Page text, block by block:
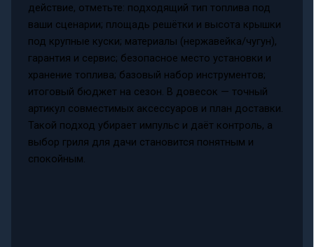
действие, отметьте: подходящий тип топлива под
ваши сценарии; площадь решётки и высота крышки
под крупные куски; материалы (нержавейка/чугун),
гарантия и сервис; безопасное место установки и
хранение топлива; базовый набор инструментов;
итоговый бюджет на сезон. В довесок — точный
артикул совместимых аксессуаров и план доставки.
Такой подход убирает импульс и даёт контроль, а
выбор гриля для дачи становится понятным и
спокойным.